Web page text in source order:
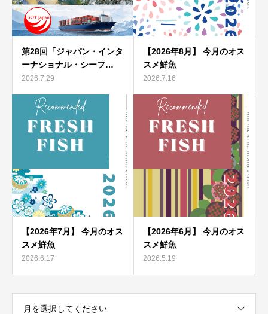
第28回「ジャパン・インタ
ーナショナル・シーフ…
2026.7.29
【2026年8月】 今月のオス
スメ鮮魚
2026.7.16
【2026年7月】 今月のオス
スメ鮮魚
2026.6.17
【2026年6月】 今月のオス
スメ鮮魚
2026.5.19
月を選択してください